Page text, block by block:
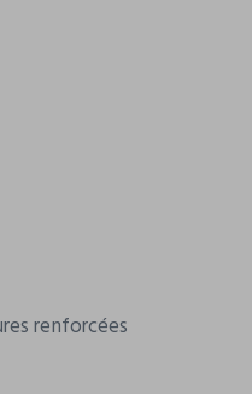
renforcées